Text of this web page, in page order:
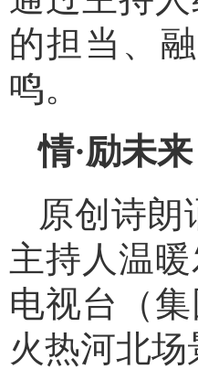
的担当、
鸣。
情·励未来
原创诗朗
主持人温
电视台（
火热河北